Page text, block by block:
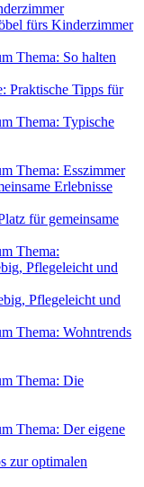
fürs Kinderzimmer
Praktische Tipps für
für gemeinsame
Pflegeleicht und
zur optimalen